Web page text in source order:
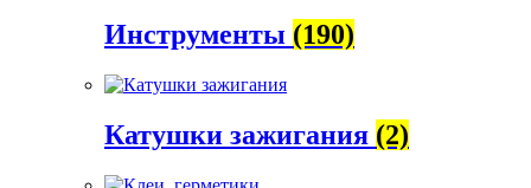
Инструменты (190)
Катушки зажигания (2)